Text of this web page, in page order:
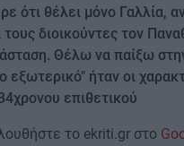
ότι θέλει μόνο Γαλλία,
διοικούντες τον
Θέλω να παίξω
εξωτερικό" ήταν οι
επιθετικού
το ekriti.gr στο